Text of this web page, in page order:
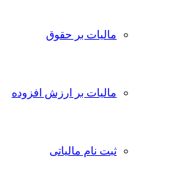
مالیات بر حقوق
مالیات بر ارزش افزوده
ثبت نام مالیاتی